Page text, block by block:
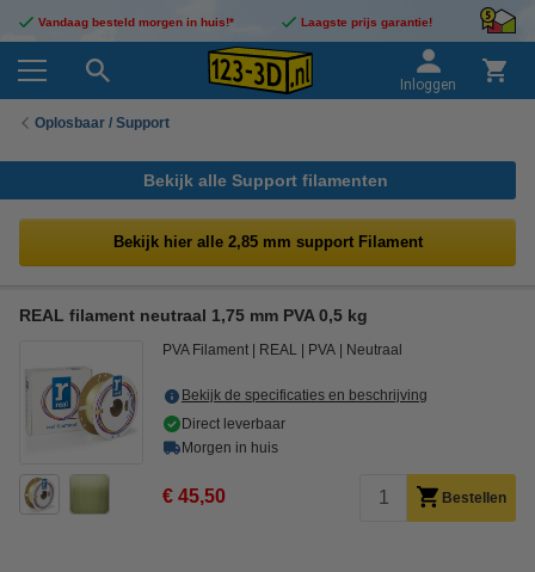
Vandaag besteld morgen in huis!* Laagste prijs garantie!
Inloggen
Oplosbaar / Support
Bekijk alle Support filamenten
Bekijk hier alle 2,85 mm support Filament
REAL filament neutraal 1,75 mm PVA 0,5 kg
PVA Filament REAL PVA Neutraal
Bekijk de specificaties en beschrijving
Direct leverbaar
Morgen in huis
€ 45,50 Bestellen